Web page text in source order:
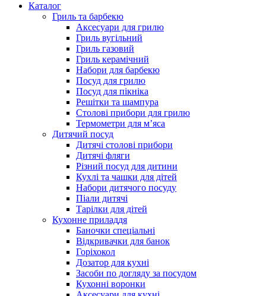
Каталог
Гриль та барбекю
Аксесуари для грилю
Гриль вугільний
Гриль газовий
Гриль керамічний
Набори для барбекю
Посуд для грилю
Посуд для пікніка
Решітки та шампура
Столові прибори для грилю
Термометри для м’яса
Дитячий посуд
Дитячі столові прибори
Дитячі фляги
Різний посуд для дитини
Кухлі та чашки для дітей
Набори дитячого посуду
Піали дитячі
Тарілки для дітей
Кухонне приладдя
Баночки спеціальні
Відкривачки для банок
Горіхокол
Дозатор для кухні
Засоби по догляду за посудом
Кухонні воронки